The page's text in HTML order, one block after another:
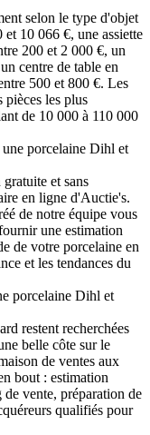
selon le type d'objet
et 10 066 €, une assiette
200 et 2 000 €, un
centre de table en
500 et 800 €. Les
pièces les plus
de 10 000 à 110 000
porcelaine Dihl et
et sans
en ligne d'Auctie's.
de notre équipe vous
une estimation
de votre porcelaine en
et les tendances du
porcelaine Dihl et
restent recherchées
belle côte sur le
de ventes aux
bout : estimation
vente, préparation de
qualifiés pour